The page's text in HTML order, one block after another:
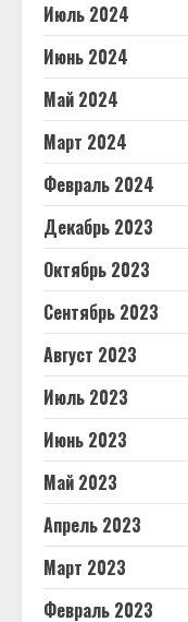
Июль 2024
Июнь 2024
Май 2024
Март 2024
Февраль 2024
Декабрь 2023
Октябрь 2023
Сентябрь 2023
Август 2023
Июль 2023
Июнь 2023
Май 2023
Апрель 2023
Март 2023
Февраль 2023